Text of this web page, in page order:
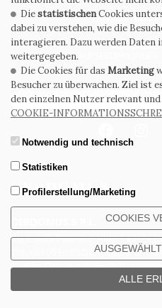
Via Emilia Ponente, 1000 - 48014
Tel. +39.0546.652111 - Email:
Codice Fiscale e numero
02620780391 - REA RA 217992 -
PRIVACY POLICY
ALLGEMEINE
VERKAUFSBEDINGUNGEN
ABONNIEREN SIE
DiestatistischenCookies
dabei zu verstehen, wie die
interagieren. Dazu werden Daten
weitergegeben.
Die Cookies für das Marketing
Besucher zu überwachen. Ziel ist
den einzelnen Nutzer relevant
COOKIE-
Notwendig und technisch
Statistiken
Profilerstellung/Marketing
COOKIES
ALLE